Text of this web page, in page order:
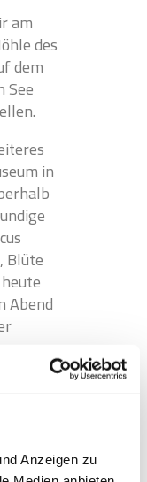
Anzeigen zu
am
des
dem
in
Blüte
Abend
dritten